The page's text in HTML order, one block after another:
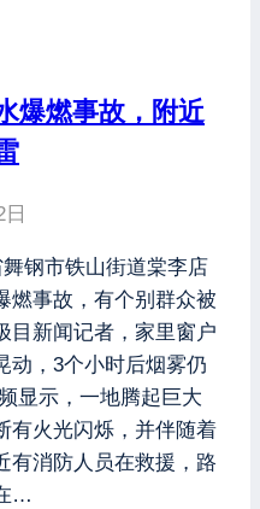
爆燃事故，附近
钢市铁山街道棠李店
燃事故，有个别群众被
目新闻记者，家里窗户
动，3个小时后烟雾仍
显示，一地腾起巨大
有火光闪烁，并伴随着
有消防人员在救援，路
…